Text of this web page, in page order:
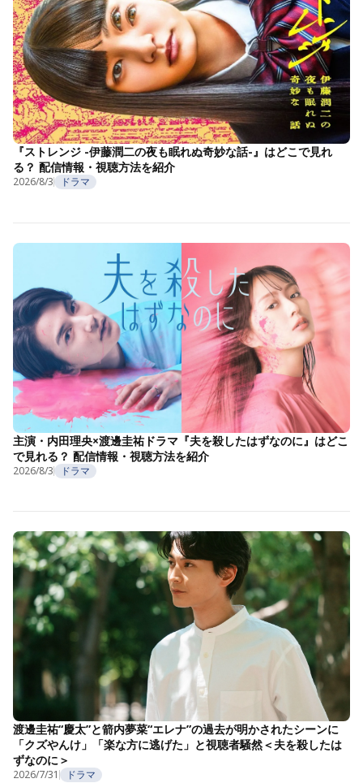
『ストレンジ -伊藤潤二の夜も眠れぬ奇妙な話-』はどこで見れ
る？ 配信情報・視聴方法を紹介
2026/8/3 ドラマ
主演・内田理央×渡邊圭祐ドラマ『夫を殺したはずなのに』はどこ
で見れる？ 配信情報・視聴方法を紹介
2026/8/3 ドラマ
渡邊圭祐“慶太”と箭内夢菜“エレナ”の過去が明かされたシーンに
「クズやんけ」「楽な方に逃げた」と視聴者騒然＜夫を殺したは
ずなのに＞
2026/7/31 ドラマ